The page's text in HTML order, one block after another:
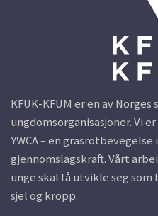
KFUK-KFUM er en av
ungdomsorganisasjoner. Vi
YWCA – en
gjennomslagskraft. Vårt
unge skal få utvikle seg som
sjel og kropp.